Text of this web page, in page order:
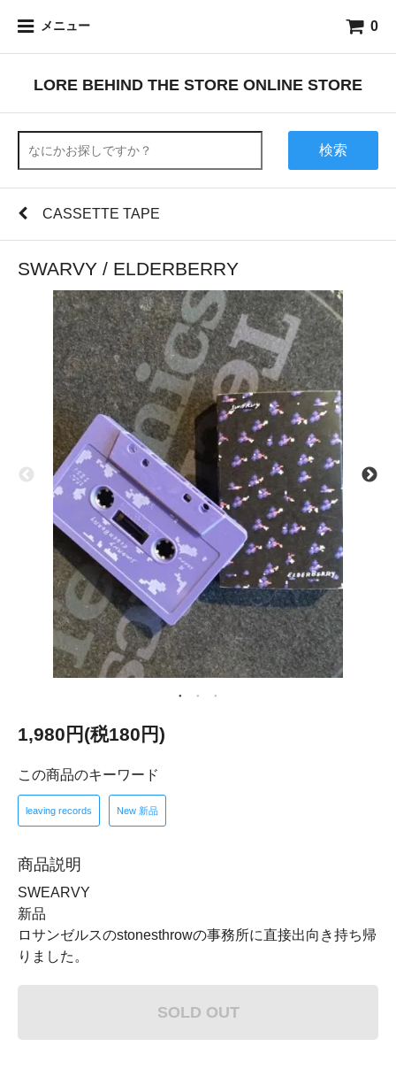
メニュー 0
LORE BEHIND THE STORE ONLINE STORE
検索
CASSETTE TAPE
SWARVY / ELDERBERRY
1,980円(税180円)
この商品のキーワード
leaving records New 新品
商品説明
SWEARVY
新品
ロサンゼルスのstonesthrowの事務所に直接出向き持ち帰
りました。
SOLD OUT